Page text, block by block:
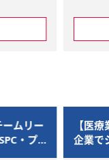
定、財務
を実行
法の提案・
ムリー
・プ
【医
企業で